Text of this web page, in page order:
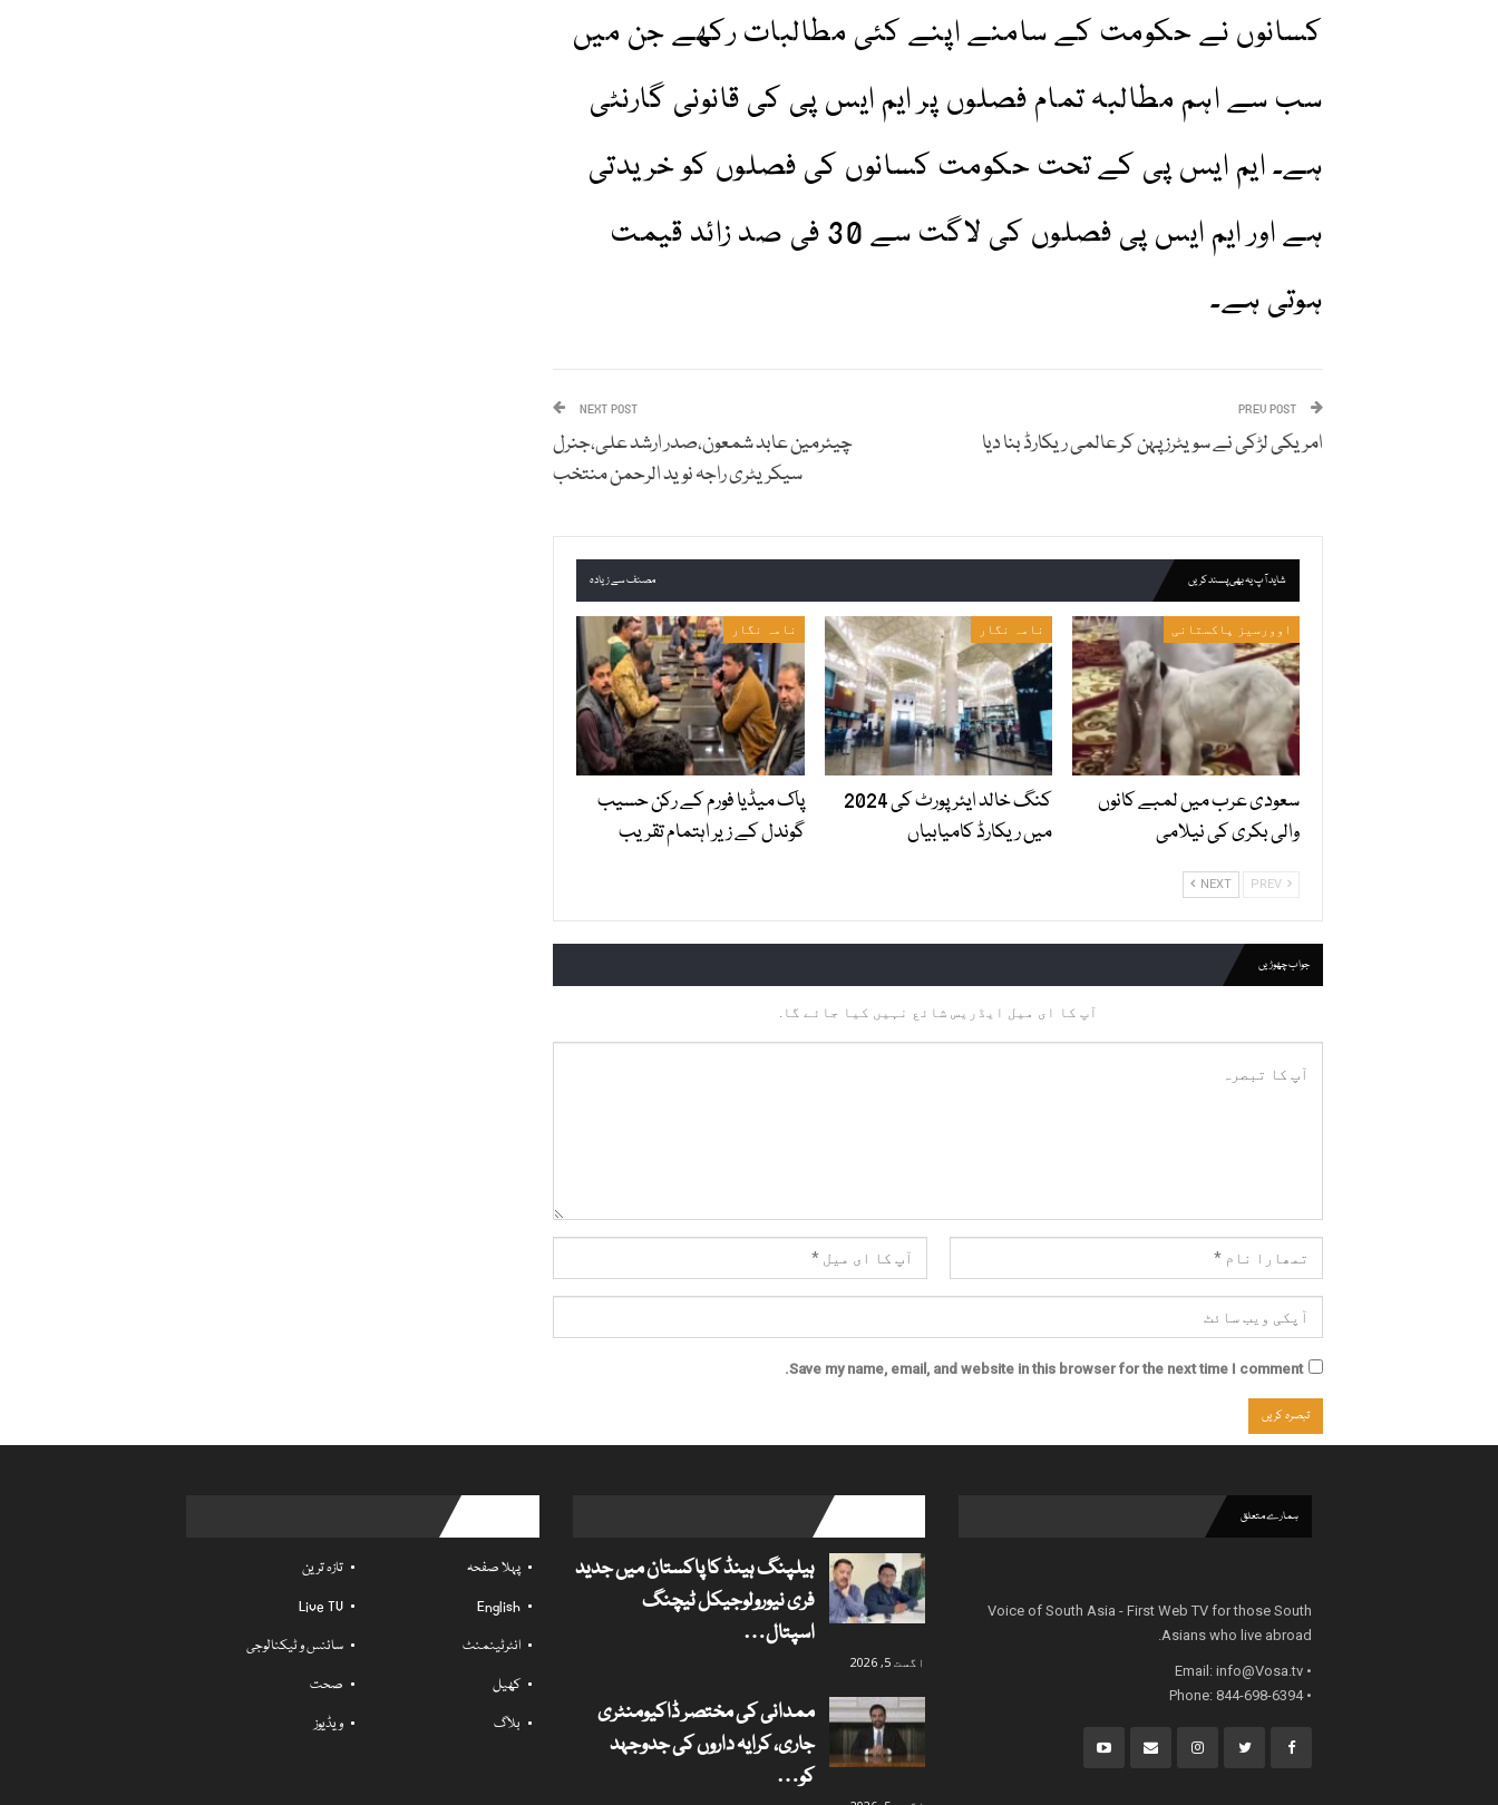
کسانوں نے حکومت کے سامنے اپنے کئی مطالبات رکھے جن میں
سب سے اہم مطالبہ تمام فصلوں پر ایم ایس پی کی قانونی گارنٹی
ہے۔ ایم ایس پی کے تحت حکومت کسانوں کی فصلوں کو خریدتی
ہے اور ایم ایس پی فصلوں کی لاگت سے 30 فی صد زائد قیمت
ہوتی ہے۔
امریکی لڑکی نے سویٹرز پہن کر عالمی ریکارڈ بنا دیا
NEXT POST
چیئرمین عابد شمعون،صدر ارشد علی،جنرل
سیکریٹری راجہ نوید الرحمن منتخب
شاید آپ یہ بھی پسند کریں مصنف سے زیادہ
اوورسیز پاکستانی
سعودی عرب میں لمبے کانوں
والی بکری کی نیلامی
نامہ نگار
کنگ خالد ایئرپورٹ کی 2024
میں ریکارڈ کامیابیاں
نامہ نگار
پاک میڈیا فورم کے رکن حسیب
گوندل کے زیر اہتمام تقریب
NEXT
جواب چھوڑیں
آپ کا ای میل ایڈریس شائع نہیں کیا جائے گا.
Save my name, email, and website in this browser for the next time I comment.
ہمارے متعلق
Voice of South Asia - First Web TV for those South
Asians who live abroad.
• Email:
info@Vosa.tv
• Phone: 844-698-6394
ہیلپنگ ہینڈ کا پاکستان میں جدید
فری نیورولوجیکل ٹیچنگ
اسپتال…
اگست 5, 2026
ممدانی کی مختصر ڈاکیومنٹری
جاری، کرایہ داروں کی جدوجہد
کو…
پہلا صفحہ
تازہ ترین
English
Live TV
انٹرٹینمنٹ
سائنس و ٹیکنالوجی
کھیل
صحت
بلاگ
ویڈیوز